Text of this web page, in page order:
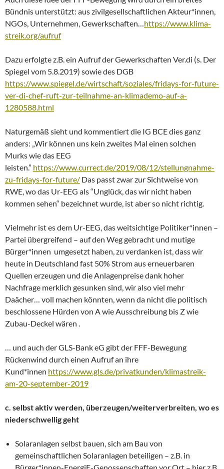
Bündnis unterstützt: aus zivilgesellschaftlichen Akteur*innen,
NGOs, Unternehmen, Gewerkschaften…https://www.klima-
streik.org/aufruf
Dazu erfolgte z.B. ein Aufruf der Gewerkschaften Ver.di (s. Der
Spiegel vom 5.8.2019) sowie des DGB
https://www.spiegel.de/wirtschaft/soziales/fridays-for-future-
ver-di-chef-ruft-zur-teilnahme-an-klimademo-auf-a-
1280588.html
Naturgemäß sieht und kommentiert die IG BCE dies ganz
anders: „Wir können uns kein zweites Mal einen solchen
Murks wie das EEG
leisten.” https://www.currect.de/2019/08/12/stellungnahme-
zu-fridays-for-future/ Das passt zwar zur Sichtweise von
RWE, wo das Ur-EEG als “Unglück, das wir nicht haben
kommen sehen“ bezeichnet wurde, ist aber so nicht richtig.
Vielmehr ist es dem Ur-EEG, das weitsichtige Politiker*innen –
Partei übergreifend – auf den Weg gebracht und mutige
Bürger*innen umgesetzt haben, zu verdanken ist, dass wir
heute in Deutschland fast 50% Strom aus erneuerbaren
Quellen erzeugen und die Anlagenpreise dank hoher
Nachfrage merklich gesunken sind, wir also viel mehr
Daächer… voll machen könnten, wenn da nicht die politisch
beschlossene Hürden von A wie Ausschreibung bis Z wie
Zubau-Deckel wären .
… und auch der GLS-Bank eG gibt der FFF-Bewegung
Rückenwind durch einen Aufruf an ihre
Kund*innen https://www.gls.de/privatkunden/klimastreik-
am-20-september-2019
c. selbst aktiv werden, überzeugen/weiterverbreiten, wo es
niederschwellig geht
Solaranlagen selbst bauen, sich am Bau von
gemeinschaftlichen Solaranlagen beteiligen – z.B. in